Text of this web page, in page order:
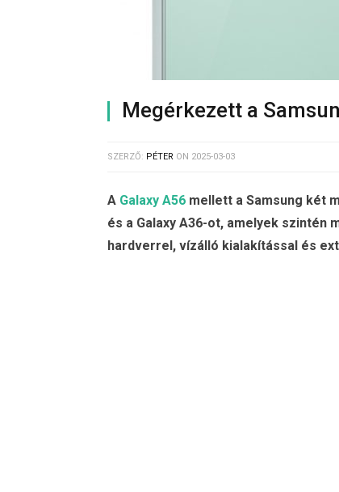
Megérkezett a
SZERZŐ: PÉTER ON 2025-03-03
A Galaxy A56 mellett a Samsung két
és a Galaxy A36-ot, amelyek
hardverrel, vízálló kialakítással és